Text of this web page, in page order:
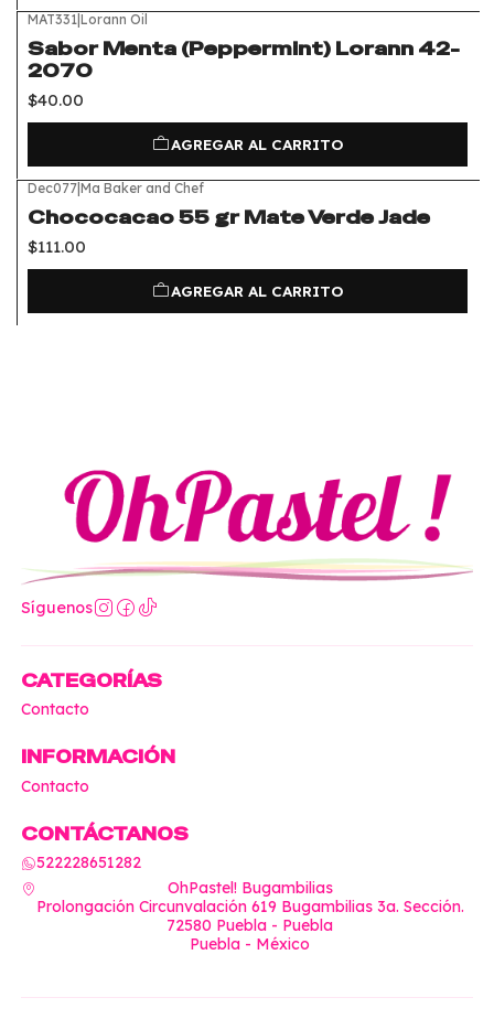
MAT331| Lorann Oil
Sabor Menta (Peppermint) Lorann 42-
2070
$40.00
AGREGAR AL CARRITO
Dec077| Ma Baker and Chef
Chococacao 55 gr Mate Verde Jade
$111.00
AGREGAR AL CARRITO
Síguenos
CATEGORÍAS
Contacto
INFORMACIÓN
Contacto
CONTÁCTANOS
522228651282
OhPastel! Bugambilias
Prolongación Circunvalación 619 Bugambilias 3a. Sección.
72580 Puebla - Puebla
Puebla - México